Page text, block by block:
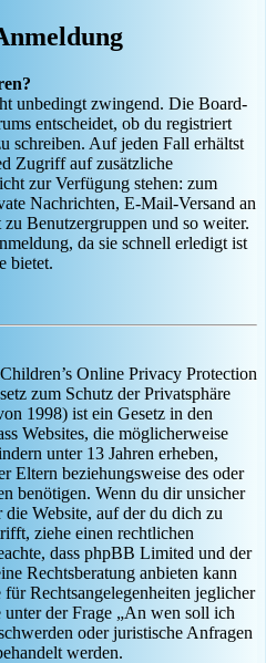
unbedingt zwingend. Die Board-
entscheidet, ob du registriert
schreiben. Auf jeden Fall erhältst
Zugriff auf zusätzliche
zur Verfügung stehen: zum
Nachrichten, E-Mail-Versand an
Benutzergruppen und so weiter.
da sie schnell erledigt ist
bietet.
Online Privacy Protection
zum Schutz der Privatsphäre
1998) ist ein Gesetz in den
Websites, die möglicherweise
unter 13 Jahren erheben,
Eltern beziehungsweise des oder
benötigen. Wenn du dir unsicher
Website, auf der du dich zu
ziehe einen rechtlichen
dass phpBB Limited und der
Rechtsberatung anbieten kann
Rechtsangelegenheiten jeglicher
der Frage „An wen soll ich
oder juristische Anfragen
werden.